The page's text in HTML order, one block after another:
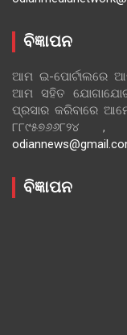
ବିଜ୍ଞାପନ
ଆମ ଇ-ପୋର୍ଟାଲରେ
ଆମ ସହିତ
ପ୍ରସାର କରିବାରେ
୮୮୯୫୭୬୬୮୨୪
ବିଜ୍ଞାପନ